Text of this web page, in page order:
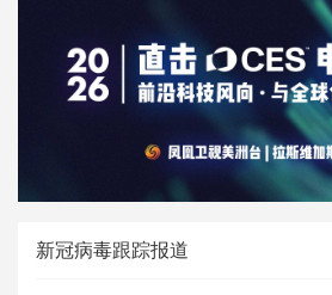
新冠病毒跟踪报道